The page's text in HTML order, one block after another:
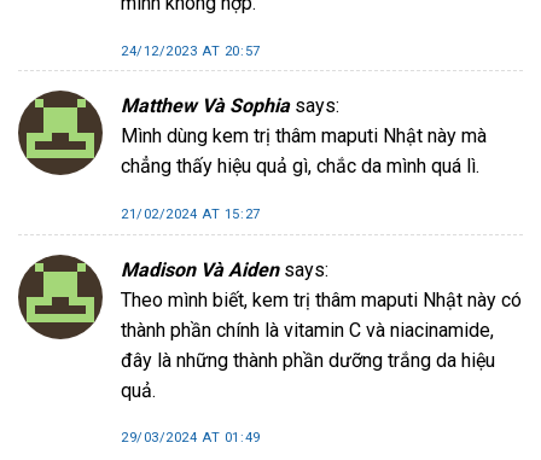
24/12/2023 AT 20:57
Matthew Và Sophia says:
Mình dùng kem trị thâm maputi Nhật này mà
chẳng thấy hiệu quả gì, chắc da mình quá lì.
21/02/2024 AT 15:27
Madison Và Aiden says:
Theo mình biết, kem trị thâm maputi Nhật này có
thành phần chính là vitamin C và niacinamide,
đây là những thành phần dưỡng trắng da hiệu
quả.
29/03/2024 AT 01:49